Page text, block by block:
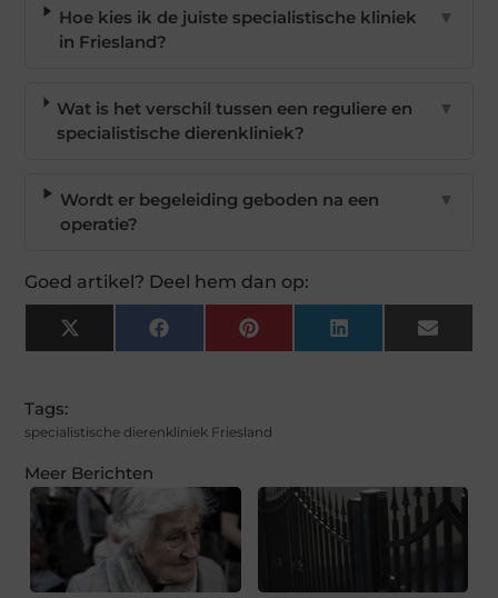
Hoe kies ik de juiste specialistische kliniek
in Friesland?
▼
Wat is het verschil tussen een reguliere en
specialistische dierenkliniek?
▼
Wordt er begeleiding geboden na een
operatie?
▼
Goed artikel? Deel hem dan op:
X
(Twitter)
FacebookPinterest LinkedIn Email
Tags:
specialistische dierenkliniek Friesland
Meer Berichten